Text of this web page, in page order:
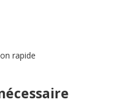
rapide